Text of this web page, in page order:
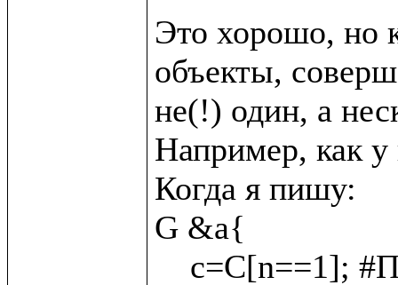
Это хорошо, но
объекты,
не(!) один, а
Например, как
Когда я пишу:
G &a{